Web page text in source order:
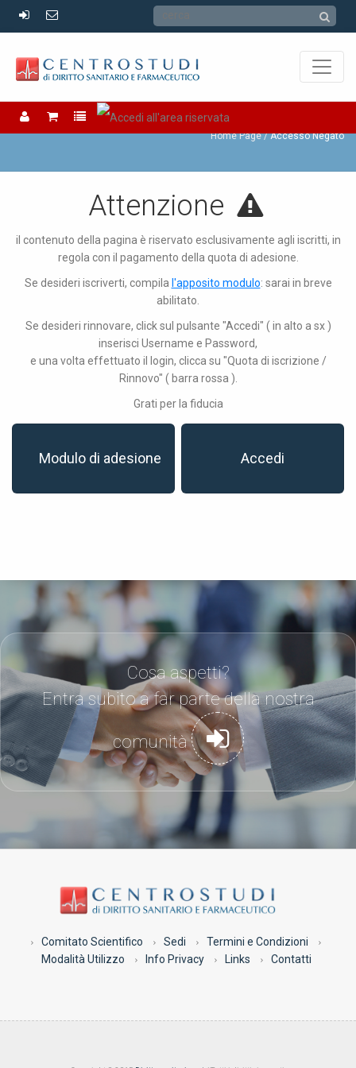
Accesso Negato
Home Page Accesso Negato
Attenzione
il contenuto della pagina è riservato esclusivamente agli iscritti, in
regola con il pagamento della quota di adesione.
Se desideri iscriverti, compila l'apposito modulo: sarai in breve
abilitato.
Se desideri rinnovare, click sul pulsante "Accedi" ( in alto a sx )
inserisci Username e Password,
e una volta effettuato il login, clicca su "Quota di iscrizione /
Rinnovo" ( barra rossa ).
Grati per la fiducia
Modulo di adesione Accedi
Cosa aspetti?
Entra subito a far parte della nostra
comunità
Comitato Scientifico Sedi
Termini e Condizioni
Modalità Utilizzo
Info Privacy Links Contatti